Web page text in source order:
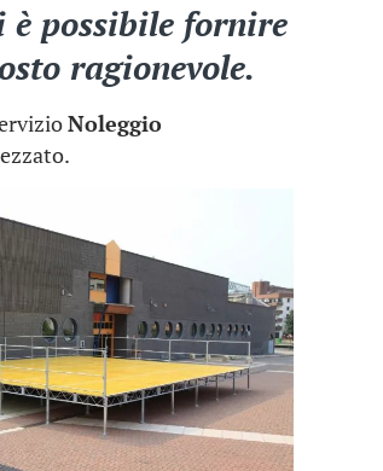
è possibile fornire
ragionevole.
Noleggio